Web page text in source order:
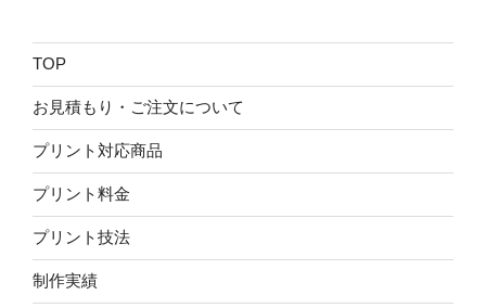
TOP
お見積もり・ご注文について
プリント対応商品
プリント料金
プリント技法
制作実績